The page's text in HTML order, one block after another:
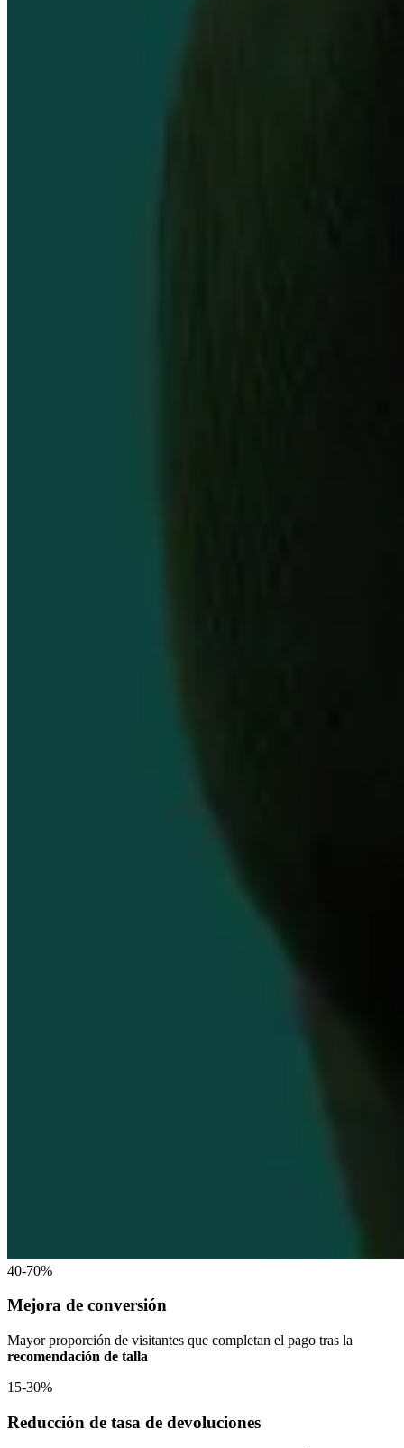
40-70%
Mejora de conversión
Mayor proporción de visitantes que completan el pago tras la
recomendación de talla
15-30%
Reducción de tasa de devoluciones